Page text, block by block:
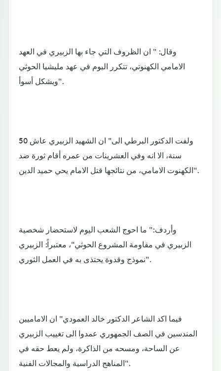
وقال: " ان الظروف التي جاء بها الزبيري في العهد
الامامي الكهنوتي، تتكرر اليوم في عهد مليشيا الحوثي
وبشكل أسوأ".
ولفت الدكتور البرطي الى" ان الشهيد الزبيري عاش 50
سنة، الا انه وفي العشرينات من عمره أقام ثورة ضد
الكهنوت الامامي، من نتائجها قتل الامام يحي حميد الدين".
وأردف:" ما احوج الشعب اليوم لاستحضار شخصية
الزبيري في مقاومة المشروع الحوثي"، معتبراً: الزبيري
نموذج وقدوة يحتذى به في العمل الثوري".
فيما اكد الشاعر الدكتور خالد العمودي" ان الاماميين
المندسين في الصف الجمهوري عمدوا الى تغييب الزبيري
عن الساحة، ومسحه من الذاكرة، ولم يعط حقه في
المناهج الدراسية والمجالات الفنية".